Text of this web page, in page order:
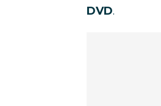
DVD.